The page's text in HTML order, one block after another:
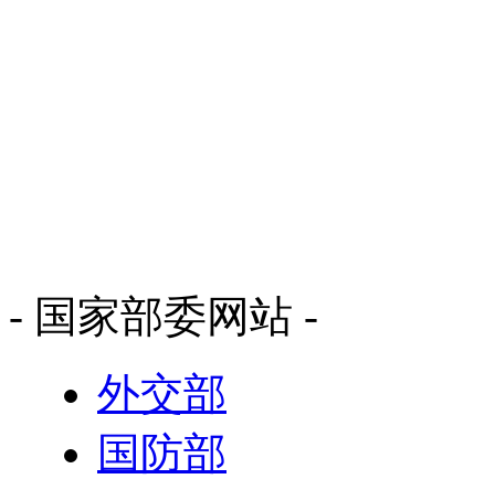
- 国家部委网站 -
外交部
国防部